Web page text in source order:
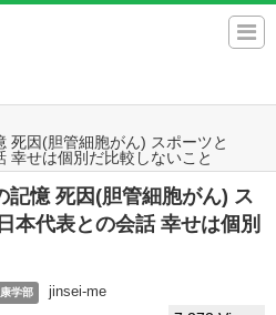
死因(胆管細胞がん) スポーツと
幸せは個別だ比較しないこと
記憶 死因(胆管細胞がん) ス
本代表との会話 幸せは個別
学部 jinsei-me